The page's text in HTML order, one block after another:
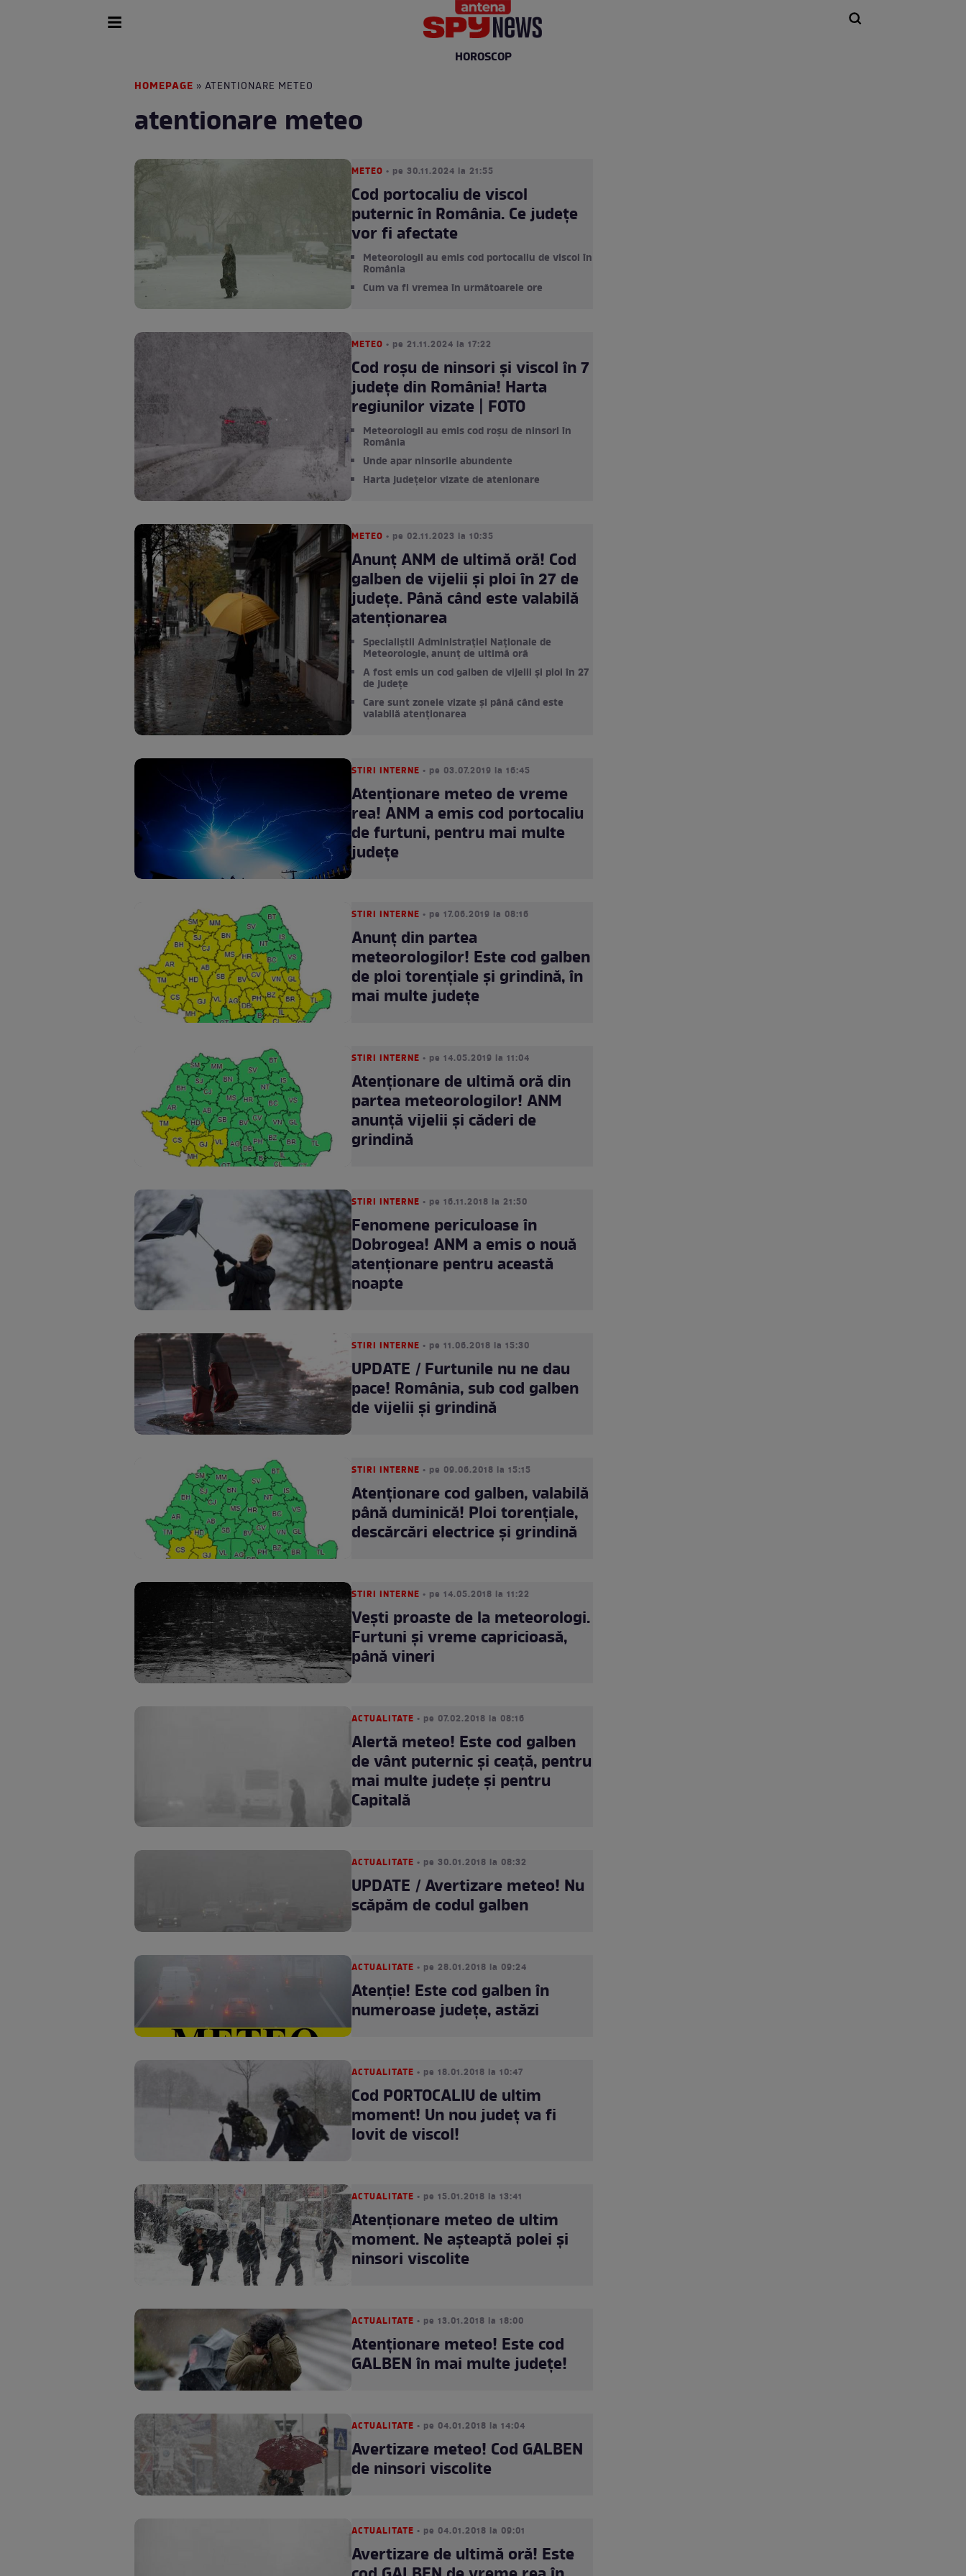
HOROSCOP
HOMEPAGE » ATENTIONARE METEO
atentionare meteo
METEO • pe 30.11.2024 la 21:55
Cod portocaliu de viscol
puternic în România. Ce județe
vor fi afectate
Meteorologii au emis cod portocaliu de viscol în
România
Cum va fi vremea în următoarele ore
METEO • pe 21.11.2024 la 17:22
Cod roșu de ninsori și viscol în 7
județe din România! Harta
regiunilor vizate | FOTO
Meteorologii au emis cod roșu de ninsori în
România
Unde apar ninsorile abundente
Harta județelor vizate de atenionare
METEO • pe 02.11.2023 la 10:35
Anunț ANM de ultimă oră! Cod
galben de vijelii și ploi în 27 de
județe. Până când este valabilă
atenționarea
Specialiștii Administrației Naționale de
Meteorologie, anunț de ultimă oră
A fost emis un cod galben de vijelii și ploi în 27
de județe
Care sunt zonele vizate și până când este
valabilă atenționarea
STIRI INTERNE • pe 03.07.2019 la 16:45
Atenționare meteo de vreme
rea! ANM a emis cod portocaliu
de furtuni, pentru mai multe
județe
STIRI INTERNE • pe 17.06.2019 la 08:16
Anunț din partea
meteorologilor! Este cod galben
de ploi torențiale și grindină, în
mai multe județe
STIRI INTERNE • pe 14.05.2019 la 11:04
Atenţionare de ultimă oră din
partea meteorologilor! ANM
anunţă vijelii şi căderi de
grindină
STIRI INTERNE • pe 16.11.2018 la 21:50
Fenomene periculoase în
Dobrogea! ANM a emis o nouă
atenționare pentru această
noapte
STIRI INTERNE • pe 11.06.2018 la 15:30
UPDATE / Furtunile nu ne dau
pace! România, sub cod galben
de vijelii și grindină
STIRI INTERNE • pe 09.06.2018 la 15:15
Atenţionare cod galben, valabilă
până duminică! Ploi torenţiale,
descărcări electrice şi grindină
STIRI INTERNE • pe 14.05.2018 la 11:22
Vești proaste de la meteorologi.
Furtuni și vreme capricioasă,
până vineri
ACTUALITATE • pe 07.02.2018 la 08:16
Alertă meteo! Este cod galben
de vânt puternic și ceață, pentru
mai multe județe și pentru
Capitală
ACTUALITATE • pe 30.01.2018 la 08:32
UPDATE / Avertizare meteo! Nu
scăpăm de codul galben
ACTUALITATE • pe 28.01.2018 la 09:24
Atenție! Este cod galben în
numeroase județe, astăzi
ACTUALITATE • pe 18.01.2018 la 10:47
Cod PORTOCALIU de ultim
moment! Un nou județ va fi
lovit de viscol!
ACTUALITATE • pe 15.01.2018 la 13:41
Atenționare meteo de ultim
moment. Ne așteaptă polei și
ninsori viscolite
ACTUALITATE • pe 13.01.2018 la 18:00
Atenționare meteo! Este cod
GALBEN în mai multe județe!
ACTUALITATE • pe 04.01.2018 la 14:04
Avertizare meteo! Cod GALBEN
de ninsori viscolite
ACTUALITATE • pe 04.01.2018 la 09:01
Avertizare de ultimă oră! Este